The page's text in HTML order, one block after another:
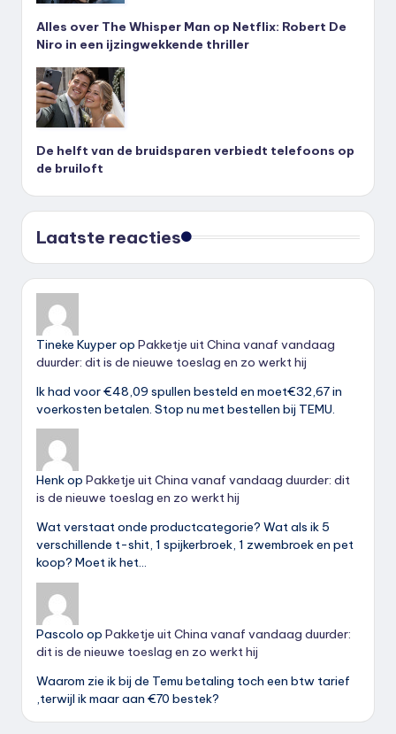
Alles over The Whisper Man op Netflix: Robert De
Niro in een ijzingwekkende thriller
De helft van de bruidsparen verbiedt telefoons op
de bruiloft
Laatste reacties
Tineke Kuyperop Pakketje uit China vanaf vandaag
duurder: dit is de nieuwe toeslag en zo werkt hij
Ik had voor €48,09 spullen besteld en moet€32,67 in
voerkosten betalen. Stop nu met bestellen bij TEMU.
Henkop Pakketje uit China vanaf vandaag duurder: dit
is de nieuwe toeslag en zo werkt hij
Wat verstaat onde productcategorie? Wat als ik 5
verschillende t-shit, 1 spijkerbroek, 1 zwembroek en pet
koop? Moet ik het…
Pascolo op Pakketje uit China vanaf vandaag duurder:
dit is de nieuwe toeslag en zo werkt hij
Waarom zie ik bij de Temu betaling toch een btw tarief
,terwijl ik maar aan €70 bestek?